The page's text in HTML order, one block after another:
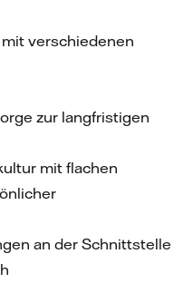
verschiedenen
zur langfristigen
mit flachen
an der Schnittstelle